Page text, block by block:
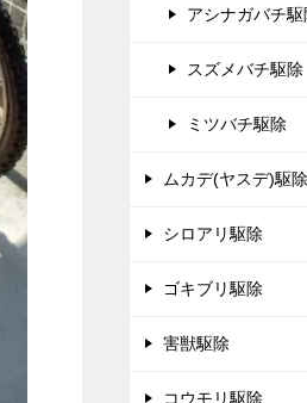
アシナガバチ駆
スズメバチ駆除
ミツバチ駆除
ムカデ(ヤスデ)駆除
シロアリ駆除
ゴキブリ駆除
害獣駆除
コウモリ駆除